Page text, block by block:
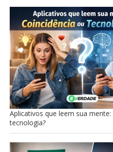
Aplicativos que leem sua
tecnologia?